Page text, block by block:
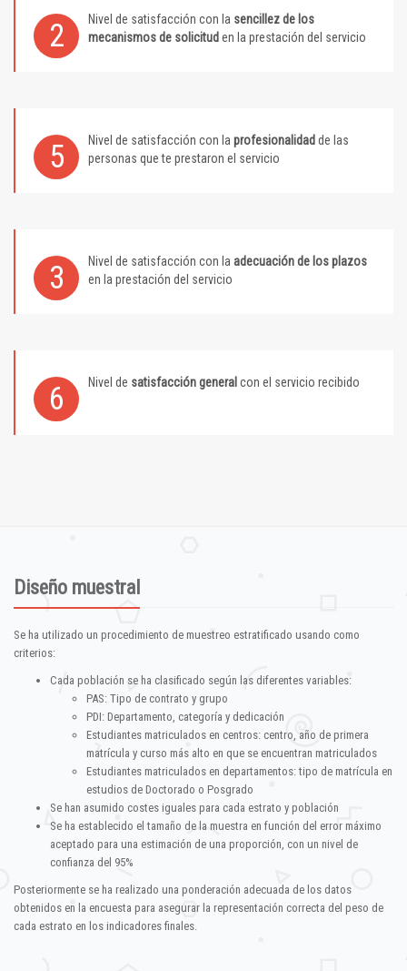
2 Nivel de satisfacción con la sencillez de los
mecanismos de solicitud en la prestación del servicio
5 Nivel de satisfacción con la profesionalidad de las
personas que te prestaron el servicio
3 Nivel de satisfacción con la adecuación de los plazos
en la prestación del servicio
6 Nivel de satisfacción general con el servicio recibido
Diseño muestral
Se ha utilizado un procedimiento de muestreo estratificado usando como
criterios:
Cada población se ha clasificado según las diferentes variables:
PAS: Tipo de contrato y grupo
PDI: Departamento, categoría y dedicación
Estudiantes matriculados en centros: centro, año de primera
matrícula y curso más alto en que se encuentran matriculados
Estudiantes matriculados en departamentos: tipo de matrícula en
estudios de Doctorado o Posgrado
Se han asumido costes iguales para cada estrato y población
Se ha establecido el tamaño de la muestra en función del error máximo
aceptado para una estimación de una proporción, con un nivel de
confianza del 95%
Posteriormente se ha realizado una ponderación adecuada de los datos
obtenidos en la encuesta para asegurar la representación correcta del peso de
cada estrato en los indicadores finales.